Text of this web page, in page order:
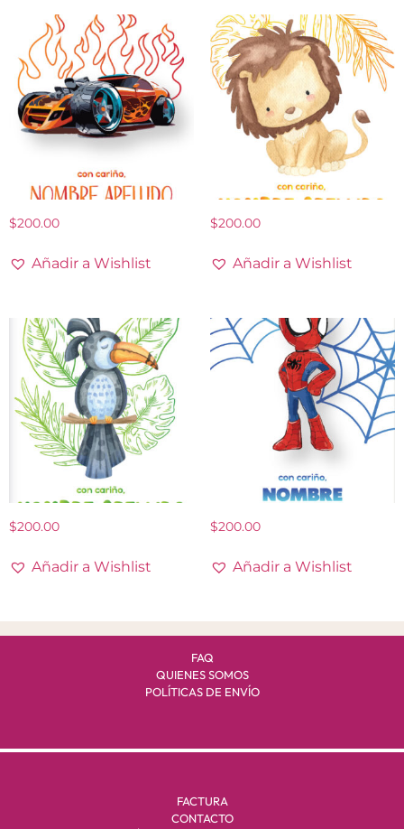
$200.00
Añadir a Wishlist
$200.00
Añadir a Wishlist
$200.00
Añadir a Wishlist
$200.00
Añadir a Wishlist
FAQ
QUIENES SOMOS
POLÍTICAS DE ENVÍO
FACTURA
CONTACTO